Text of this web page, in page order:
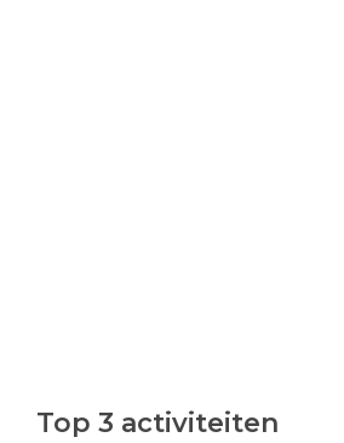
Top 3 activiteiten